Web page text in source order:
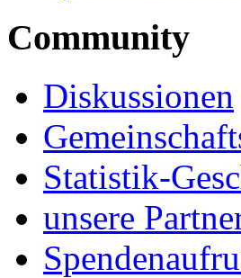
Community
Diskussionen
Statistik-
unsere